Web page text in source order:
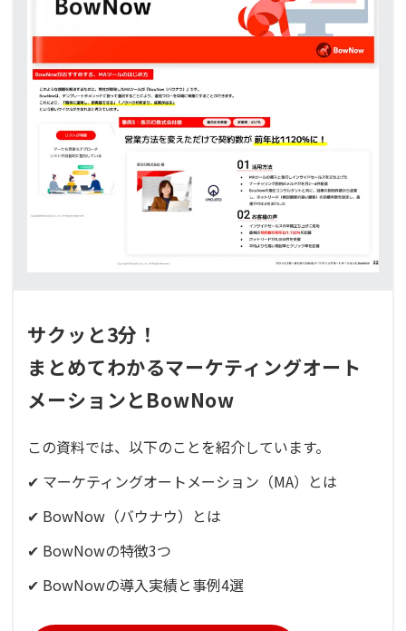
サクッと3分！
まとめてわかるマーケティングオート
メーションとBowNow
この資料では、以下のことを紹介しています。
✔ マーケティングオートメーション（MA）とは
✔ BowNow（バウナウ）とは
✔ BowNowの特徴3つ
✔ BowNowの導入実績と事例4選